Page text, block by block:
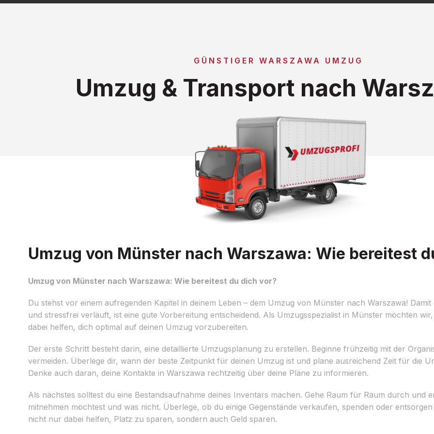
GÜNSTIGER WARSZAWA UMZUG
Umzug & Transport nach
Umzug von Münster nach Warszawa: Wie bereitest
Umzug von Münster nach Warszawa: Wie bereitest du dich vor?
Du stehst vor einem aufregenden Kapitel in deinem Leben – dem Umzug von Münster nach Warszawa!
und stressfrei verläuft, ist eine gute Vorbereitung entscheidend. Als Umzugsspezialist in Münster möchten
dabei helfen, dich optimal auf deinen Umzug vorzubereiten.
Der erste Schritt besteht darin, eine detaillierte Umzugsplanung zu erstellen. Beginne frühzeitig mit der
vermeiden. Überlege dir, wann der beste Zeitpunkt für deinen Umzug ist und plane ausreichend Zeit für die
Denke auch daran, deine Kontakte in Warszawa rechtzeitig über deine Pläne zu informieren.
Als nächstes solltest du eine Bestandsaufnahme deines Inventars machen. Gehe Raum für Raum durch und
mitnehmen möchtest und was nicht. Überlege, ob du einige Gegenstände verkaufen, spenden oder
nicht nur dabei helfen, Platz zu sparen, sondern auch Geld sparen.